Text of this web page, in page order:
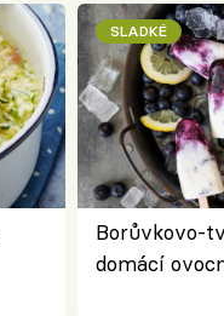
SLADKÉ
Borůvkovo-
domácí